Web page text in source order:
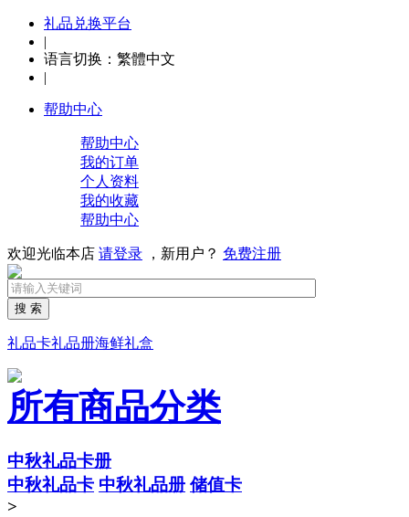
礼品兑换平台
|
语言切换： 繁體中文
|
帮助中心
帮助中心
我的订单
个人资料
我的收藏
帮助中心
欢迎光临本店 请登录 ，新用户？ 免费注册
搜 索
礼品卡礼品册海鲜礼盒
所有商品分类
中秋礼品卡册
中秋礼品卡 中秋礼品册 储值卡
>